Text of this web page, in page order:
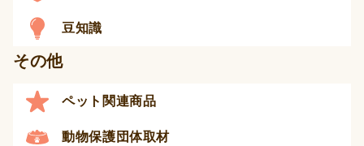
豆知識
その他
ペット関連商品
動物保護団体取材